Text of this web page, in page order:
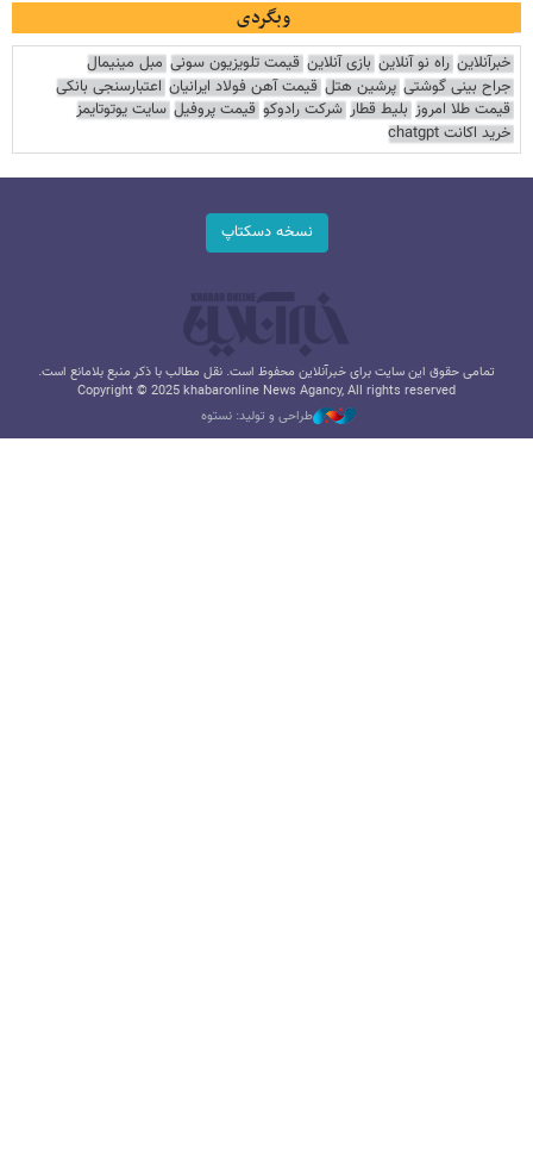
وبگردی
خبرآنلاین راه نو آنلاین بازی آنلاین قیمت تلویزیون سونی مبل مینیمال
جراح بینی گوشتی پرشین هتل قیمت آهن فولاد ایرانیان اعتبارسنجی بانکی
قیمت طلا امروز بلیط قطار شرکت رادوکو قیمت پروفیل سایت یوتوتایمز
خرید اکانت chatgpt
نسخه دسکتاپ
تمامی حقوق این سایت برای خبرآنلاین محفوظ است. نقل مطالب با ذکر منبع بلامانع است.
Copyright © 2025 khabaronline News Agancy, All rights reserved
طراحی و تولید: نستوه